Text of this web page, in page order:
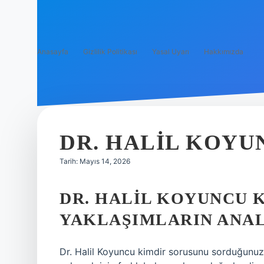
Anasayfa Gizlilik Politikası Yasal Uyarı Hakkımızda
DR. HALIL
Tarih: Mayıs 14, 2026
DR. HALIL KOYUNCU
YAKLAŞIMLARIN
Dr. Halil Koyuncu kimdir sorusunu